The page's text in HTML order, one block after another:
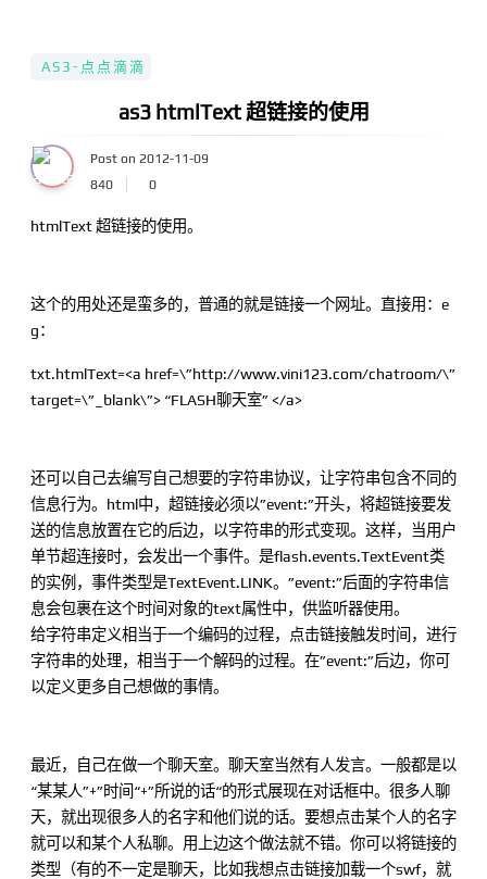
AS3-点点滴滴
as3 htmlText 超链接的使用
Post on 2012-11-09
840
0
htmlText 超链接的使用。
这个的用处还是蛮多的，普通的就是链接一个网址。直接用：e
g：
txt.htmlText=<a href=\”http://www.vini123.com/chatroom/\”
target=\”_blank\”> “FLASH聊天室” </a>
还可以自己去编写自己想要的字符串协议，让字符串包含不同的
信息行为。html中，超链接必须以”event:”开头，将超链接要发
送的信息放置在它的后边，以字符串的形式变现。这样，当用户
单节超连接时，会发出一个事件。是flash.events.TextEvent类
的实例，事件类型是TextEvent.LINK。”event:”后面的字符串信
息会包裹在这个时间对象的text属性中，供监听器使用。
给字符串定义相当于一个编码的过程，点击链接触发时间，进行
字符串的处理，相当于一个解码的过程。在”event:”后边，你可
以定义更多自己想做的事情。
最近，自己在做一个聊天室。聊天室当然有人发言。一般都是以
“某某人”+”时间“+”所说的话“的形式展现在对话框中。很多人聊
天，就出现很多人的名字和他们说的话。要想点击某个人的名字
就可以和某个人私聊。用上边这个做法就不错。你可以将链接的
类型（有的不一定是聊天，比如我想点击链接加载一个swf，就